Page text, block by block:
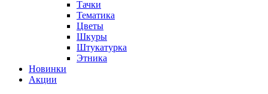
Тачки
Тематика
Цветы
Шкуры
Штукатурка
Этника
Новинки
Акции